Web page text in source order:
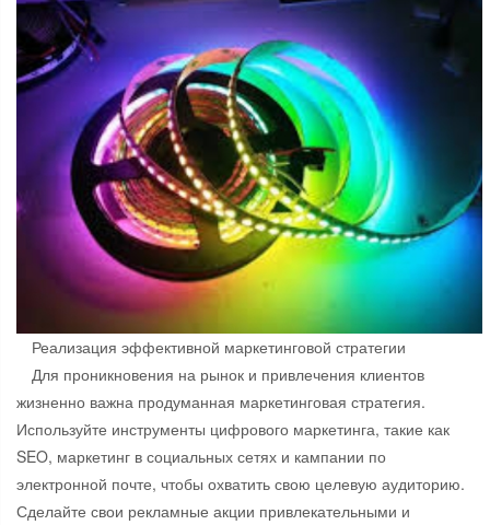
Реализация эффективной маркетинговой стратегии
Для проникновения на рынок и привлечения клиентов
жизненно важна продуманная маркетинговая стратегия.
Используйте инструменты цифрового маркетинга, такие как
SEO, маркетинг в социальных сетях и кампании по
электронной почте, чтобы охватить свою целевую аудиторию.
Сделайте свои рекламные акции привлекательными и